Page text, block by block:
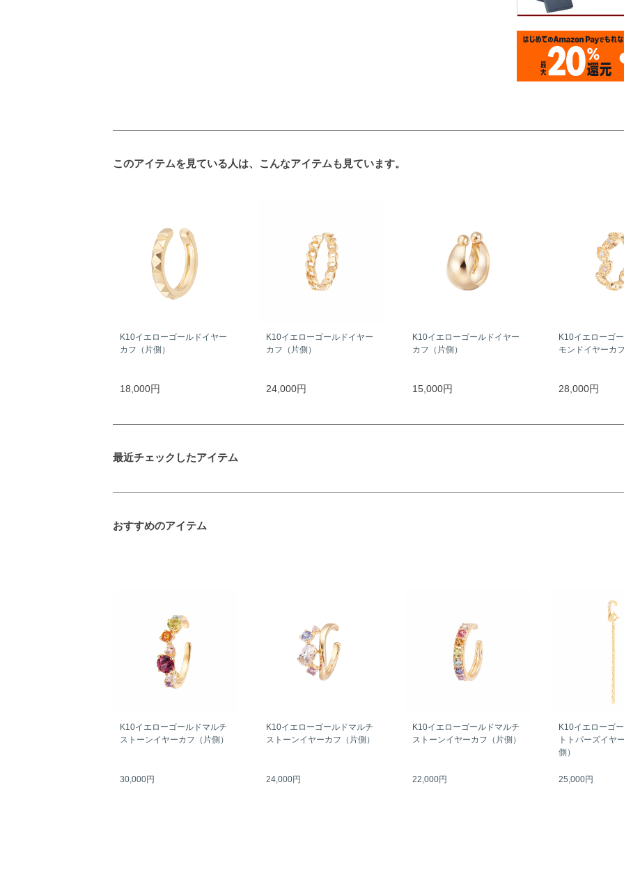
このアイテムを見ている人は、こんなアイテムも見ています。
K10イエローゴールドイヤー
カフ（片側）
18,000円
K10イエローゴールドイヤー
カフ（片側）
24,000円
K10イエローゴールドイヤー
カフ（片側）
15,000円
K10イエローゴ
モンドイヤーカ
28,000円
最近チェックしたアイテム
おすすめのアイテム
K10イエローゴールドマルチ
ストーンイヤーカフ（片側）
30,000円
K10イエローゴールドマルチ
ストーンイヤーカフ（片側）
24,000円
K10イエローゴールドマルチ
ストーンイヤーカフ（片側）
22,000円
K10イエローゴ
トトパーズイヤ
側）
25,000円